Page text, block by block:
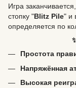
Игра
стопку "Blitz Pile" и
определяется по
Простота
Напряжённая
Высокая